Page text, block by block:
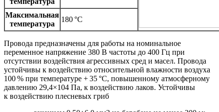
Максимальная
температура
180 °C
Провода предназначены для работы на номинальное
переменное напряжение 380 В частоты до 400 Гц при
отсутствии воздействия агрессивных сред и масел. Провода
устойчивы к воздействию относительной влажности воздуха
100 % при температуре + 35 °С, повышенному атмосферному
давлению 29,4×104 Па, к воздействию лаков. Устойчивы
к воздействию плесневых гриб